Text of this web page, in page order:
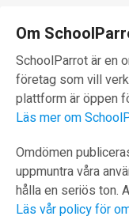
Om
SchoolParrot är en
företag som vill
plattform är öppen
Läs mer om
Omdömen
uppmuntra våra
hålla en seriös ton.
Läs vår policy för